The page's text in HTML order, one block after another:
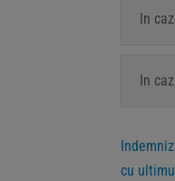
In
In
cu